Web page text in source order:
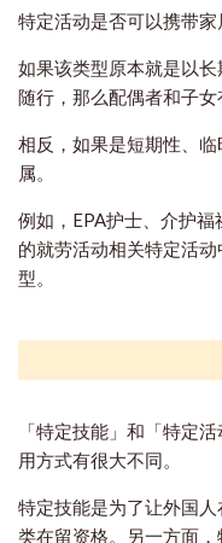
特定活动是否可以携带家
如果该类型原本就是以
随行，那么配偶者和子女
相反，如果是短期性、
属。
例如，EPA护士、介护
的就劳活动相关特定活
型。
「特定技能」和「特定
用方式有很大不同。
特定技能是为了让外国
类在留资格。另一方面